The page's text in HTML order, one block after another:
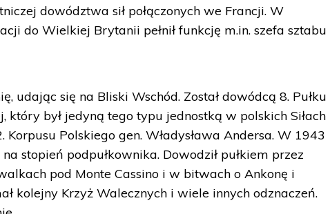
dowództwa sił połączonych we Francji. W
do Wielkiej Brytanii pełnił funkcję m.in. szefa sztabu
udając się na Bliski Wschód. Został dowódcą 8. Pułku
był jedyną tego typu jednostką w polskich Siłach
Korpusu Polskiego gen. Władysława Andersa. W 1943
stopień podpułkownika. Dowodził pułkiem przez
pod Monte Cassino i w bitwach o Ankonę i
kolejny Krzyż Walecznych i wiele innych odznaczeń.